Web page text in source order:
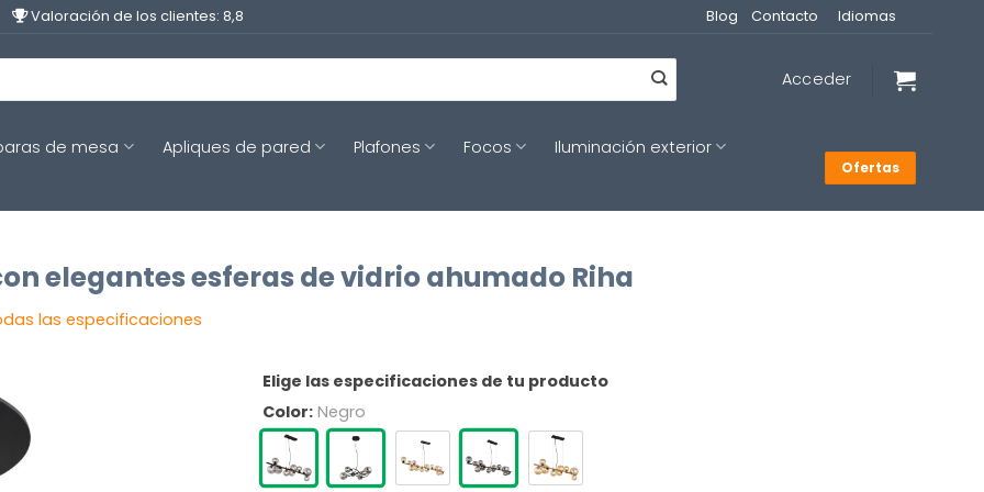
Valoración de los clientes: 8,8 Blog Contacto Idiomas
Acceder
de mesa Apliques de pared Plafones Focos
Iluminación exterior
Ofertas
elegantes esferas de vidrio ahumado Riha
las especificaciones
Elige las especificaciones de tu producto
Color: Negro